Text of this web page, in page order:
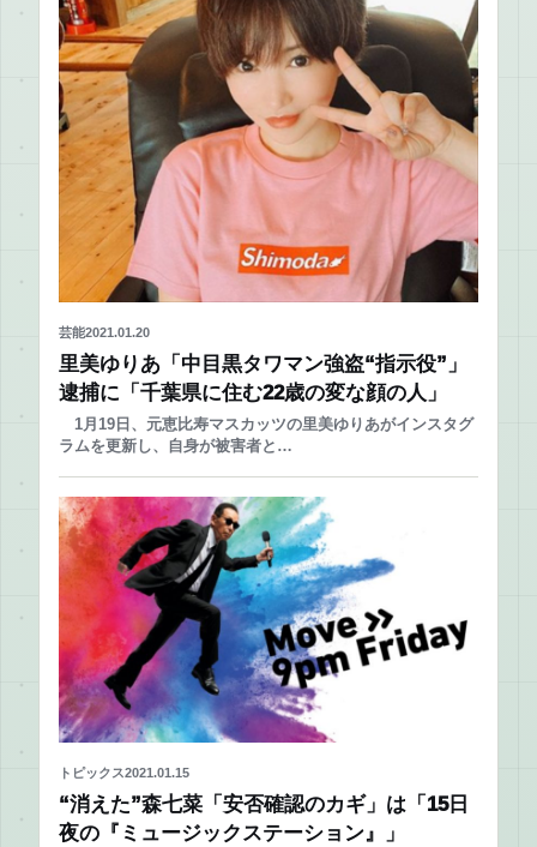
芸能2021.01.20
里美ゆりあ「中目黒タワマン強盗“指示役”」
逮捕に「千葉県に住む22歳の変な顔の人」
1月19日、元恵比寿マスカッツの里美ゆりあがインスタグ
ラムを更新し、自身が被害者と…
トピックス2021.01.15
“消えた”森七菜「安否確認のカギ」は「15日
夜の『ミュージックステーション』」